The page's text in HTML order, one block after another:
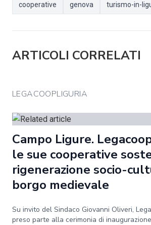
cooperative genova turismo-in-
ARTICOLI CORRELATI
LEGACOOPLIGURIA
Campo Ligure.
le sue cooperative
rigenerazione socio-
borgo medievale
Su invito del Sindaco Giovanni Oliveri,
preso parte alla cerimonia di